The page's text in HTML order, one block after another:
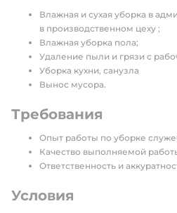
Влажная и сухая уборка в
в производственном цеху ;
Влажная уборка пола;
Удаление пыли и грязи с
Уборка кухни, санузла
Вынос мусора.
Требования
Опыт работы по уборке
Качество выполняемой
Ответственность и
Условия